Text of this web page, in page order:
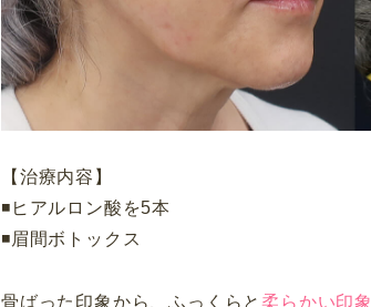
【治療内容】
◾️ヒアルロン酸を5本
◾️眉間ボトックス
骨ばった印象から、ふっくらと柔らかい印象